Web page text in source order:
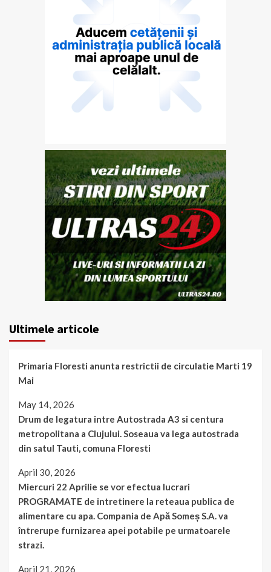
Ultimele articole
Primaria Floresti anunta restrictii de circulatie Marti 19
Mai
May 14, 2026
Drum de legatura intre Autostrada A3 si centura
metropolitana a Clujului. Soseaua va lega autostrada
din satul Tauti, comuna Floresti
April 30, 2026
Miercuri 22 Aprilie se vor efectua lucrari
PROGRAMATE de intretinere la reteaua publica de
alimentare cu apa. Compania de Apă Someș S.A. va
întrerupe furnizarea apei potabile pe urmatoarele
strazi.
April 21, 2026